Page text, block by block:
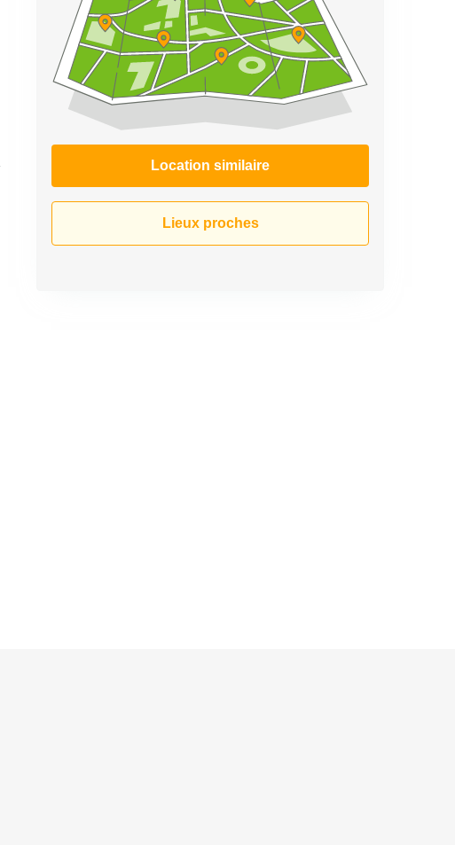
Location similaire
Lieux proches